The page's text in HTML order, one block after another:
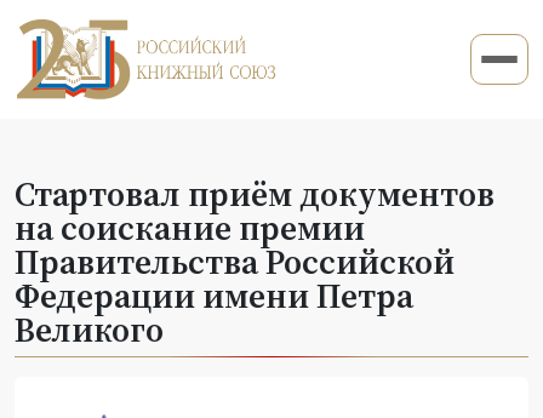
Стартовал приём документов
на соискание премии
Правительства Российской
Федерации имени Петра
Великого